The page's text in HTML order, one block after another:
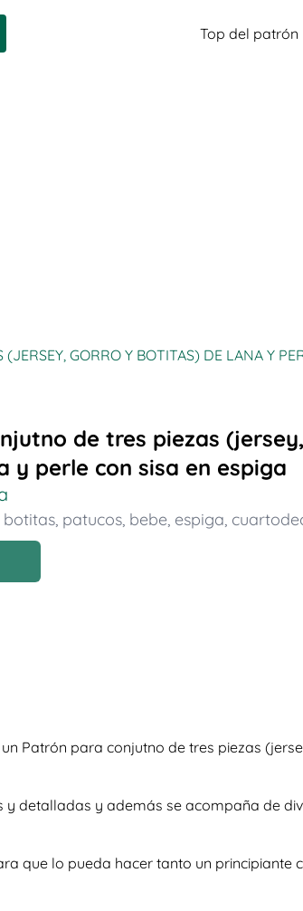
Top del patrón
GORRO Y BOTITAS) DE LANA Y PERLE
de tres piezas
y perle con sisa en espiga
botitas, patucos, bebe, espiga,
Patrón para conjutno de tres piezas
detalladas y además se acompaña de
que lo pueda hacer tanto un principiante